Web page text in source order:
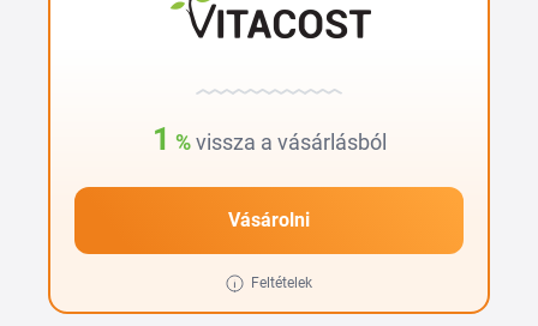
1 % vissza a vásárlásból
Vásárolni
Feltételek